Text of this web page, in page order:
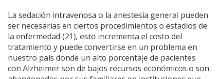
La sedación intravenosa o la anestesia general pueden
ser necesarias en ciertos procedimientos o estadios de
la enfermedad (21), esto incrementa el costo del
tratamiento y puede convertirse en un problema en
nuestro país donde un alto porcentaje de pacientes
con Alzheimer son de bajos recursos económicos o son